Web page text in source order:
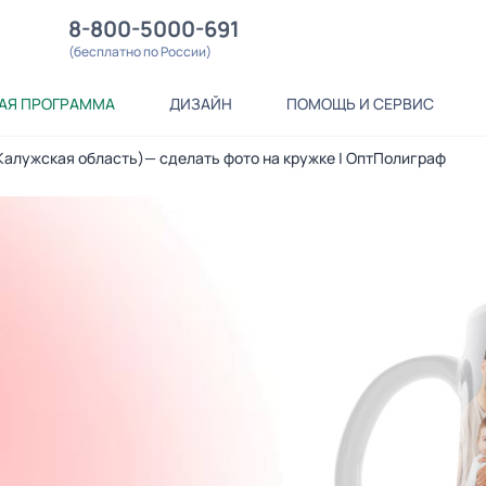
8-800-5000-691
(бесплатно по России)
ПРОГРАММА ДИЗАЙН ПОМОЩЬ И СЕРВИС
область)— сделать фото на кружке | ОптПолиграф